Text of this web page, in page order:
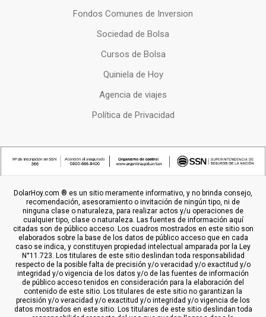
Fondos Comunes de Inversion
Sociedad de Bolsa
Cursos de Bolsa
Quiniela de Hoy
Agencia de viajes
Política de Privacidad
DolarHoy.com ® es un sitio meramente informativo, y no brinda consejo,
recomendación, asesoramiento o invitación de ningún tipo, ni de
ninguna clase o naturaleza, para realizar actos y/u operaciones de
cualquier tipo, clase o naturaleza. Las fuentes de información aquí
citadas son de público acceso. Los cuadros mostrados en este sitio son
elaborados sobre la base de los datos de público acceso que en cada
caso se indica, y constituyen propiedad intelectual amparada por la Ley
N°11.723. Los titulares de este sitio deslindan toda responsabilidad
respecto de la posible falta de precisión y/o veracidad y/o exactitud y/o
integridad y/o vigencia de los datos y/o de las fuentes de información
de público acceso tenidos en consideración para la elaboración del
contenido de este sitio. Los titulares de este sitio no garantizan la
precisión y/o veracidad y/o exactitud y/o integridad y/o vigencia de los
datos mostrados en este sitio. Los titulares de este sitio deslindan toda